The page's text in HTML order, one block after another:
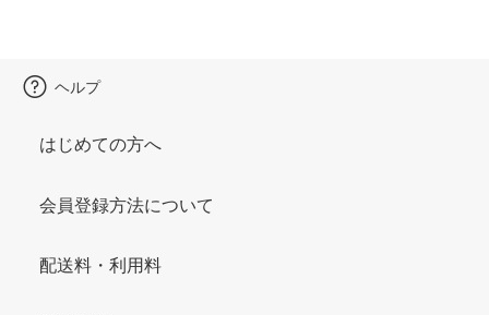
ヘルプ
はじめての方へ
会員登録方法について
配送料・利用料